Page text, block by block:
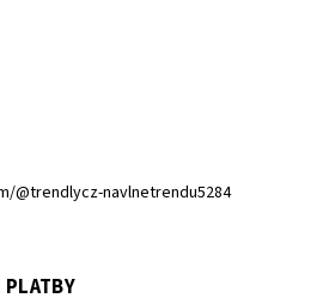
@trendlycz-navlnetrendu5284